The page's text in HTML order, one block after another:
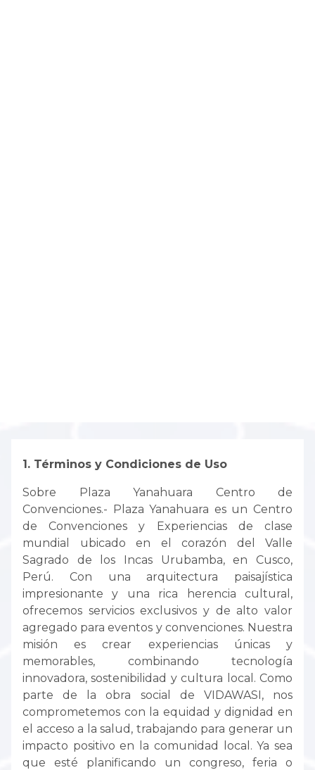
1. Términos y Condiciones de Uso
Sobre Plaza Yanahuara Centro de
Convenciones.- Plaza Yanahuara es un Centro
de Convenciones y Experiencias de clase
mundial ubicado en el corazón del Valle
Sagrado de los Incas Urubamba, en Cusco,
Perú. Con una arquitectura paisajística
impresionante y una rica herencia cultural,
ofrecemos servicios exclusivos y de alto valor
agregado para eventos y convenciones. Nuestra
misión es crear experiencias únicas y
memorables, combinando tecnología
innovadora, sostenibilidad y cultura local. Como
parte de la obra social de VIDAWASI, nos
comprometemos con la equidad y dignidad en
el acceso a la salud, trabajando para generar un
impacto positivo en la comunidad local. Ya sea
que esté planificando un congreso, feria o